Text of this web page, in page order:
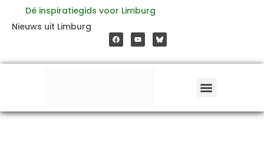
inhoud
Dé inspiratiegids voor Limburg
Nieuws uit Limburg
a
c
e
o
o
o
u
t
b
e